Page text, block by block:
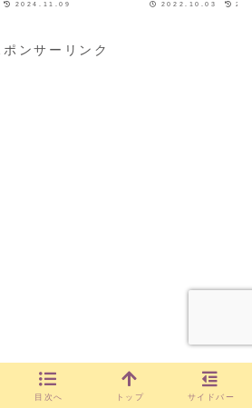
、かわいや
2024.11.09
ルパイ お芋」です！焼きたて
2022.10.03
ポンサーリンク
目次へ トップ サイドバー